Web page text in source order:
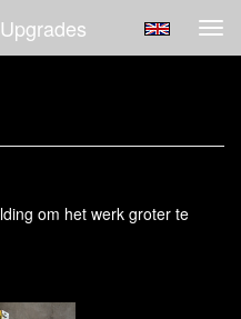
om het werk groter te